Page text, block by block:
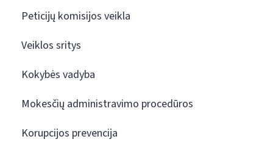
Peticijų komisijos veikla
Veiklos sritys
Kokybės vadyba
Mokesčių administravimo procedūros
Korupcijos prevencija